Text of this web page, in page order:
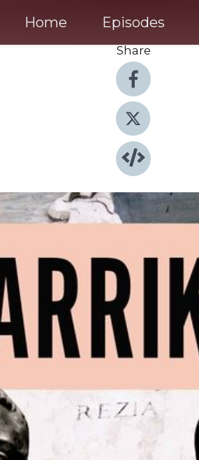
Home Episodes
Share